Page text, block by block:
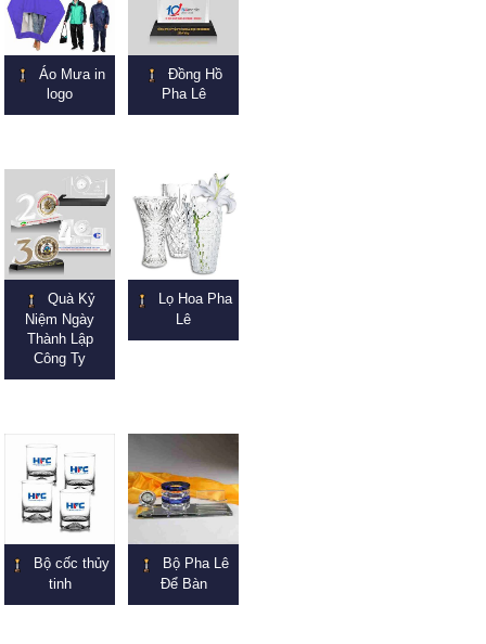
Áo Mưa in
logo
Đồng Hồ
Pha Lê
Quà Kỷ
Niệm Ngày
Thành Lập
Công Ty
Lọ Hoa Pha
Lê
Bộ cốc thủy
tinh
Bộ Pha Lê
Để Bàn